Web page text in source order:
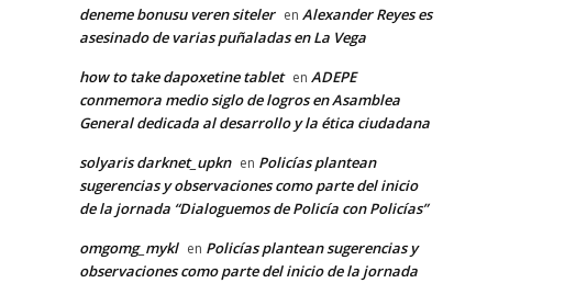
deneme bonusu veren siteler en Alexander Reyes es
asesinado de varias puñaladas en La Vega
how to take dapoxetine tablet en ADEPE
conmemora medio siglo de logros en Asamblea
General dedicada al desarrollo y la ética ciudadana
solyaris darknet_upkn en Policías plantean
sugerencias y observaciones como parte del inicio
de la jornada “Dialoguemos de Policía con Policías”
omgomg_mykl en Policías plantean sugerencias y
observaciones como parte del inicio de la jornada